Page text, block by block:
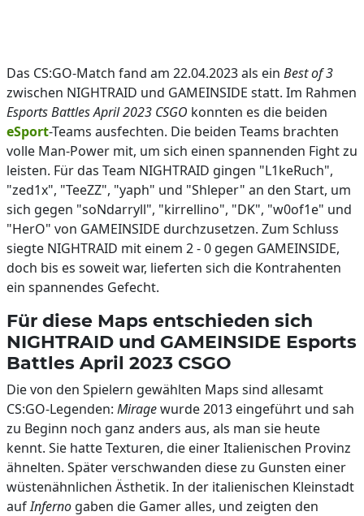
Das CS:GO-Match fand am 22.04.2023 als ein Best of 3
zwischen NIGHTRAID und GAMEINSIDE statt. Im Rahmen
Esports Battles April 2023 CSGO konnten es die beiden
eSport-Teams ausfechten. Die beiden Teams brachten
volle Man-Power mit, um sich einen spannenden Fight zu
leisten. Für das Team NIGHTRAID gingen "L1keRuch",
"zed1x", "TeeZZ", "yaph" und "Shleper" an den Start, um
sich gegen "soNdarryll", "kirrellino", "DK", "w0of1e" und
"HerO" von GAMEINSIDE durchzusetzen. Zum Schluss
siegte NIGHTRAID mit einem 2 - 0 gegen GAMEINSIDE,
doch bis es soweit war, lieferten sich die Kontrahenten
ein spannendes Gefecht.
Für diese Maps entschieden sich
NIGHTRAID und GAMEINSIDE Esports
Battles April 2023 CSGO
Die von den Spielern gewählten Maps sind allesamt
CS:GO-Legenden: Miragewurde 2013 eingeführt und sah
zu Beginn noch ganz anders aus, als man sie heute
kennt. Sie hatte Texturen, die einer Italienischen Provinz
ähnelten. Später verschwanden diese zu Gunsten einer
wüstenähnlichen Ästhetik. In der italienischen Kleinstadt
aufInferno gaben die Gamer alles, und zeigten den